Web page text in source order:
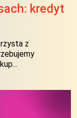
kredyt
z